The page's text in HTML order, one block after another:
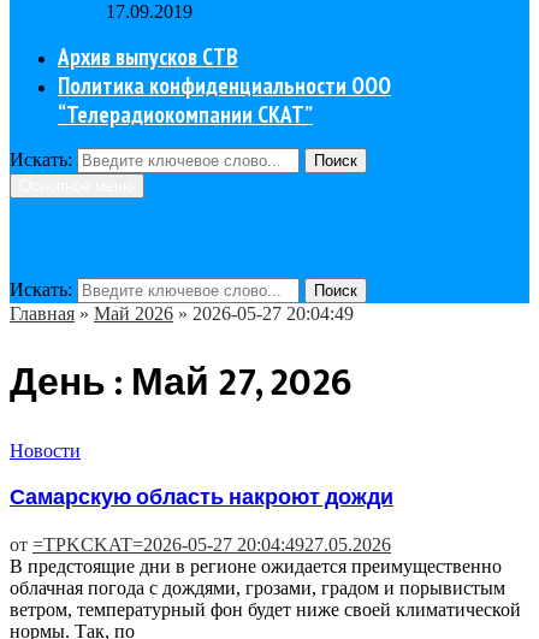
17.09.2019
Архив выпусков СТВ
Политика конфиденциальности ООО
“Телерадиокомпании СКАТ”
Искать:
Поиск
Искать: Поиск
Главная » Май 2026 » 2026-05-27 20:04:49
День : Май 27, 2026
Новости
Самарскую область накроют дожди
от =TPKCKAT=2026-05-27 20:04:4927.05.2026
В предстоящие дни в регионе ожидается преимущественно
облачная погода с дождями, грозами, градом и порывистым
ветром, температурный фон будет ниже своей климатической
нормы. Так, по